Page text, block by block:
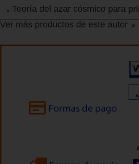
Teoría del azar cósmico para
Ver más productos de este autor